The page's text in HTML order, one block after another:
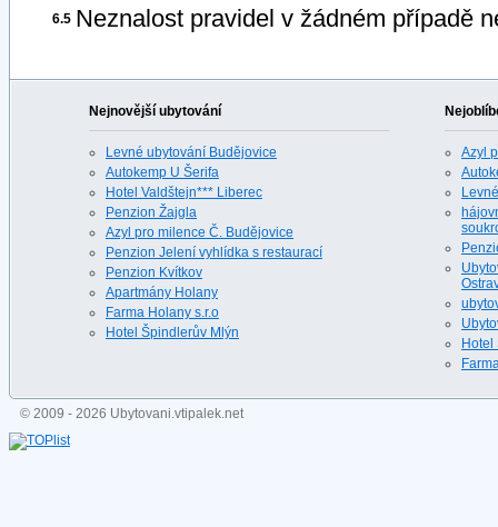
6.5 Neznalost pravidel v žádném případě
Nejnovější ubytování
Levné ubytování Budějovice
Autokemp U Šerifa
Hotel Valdštejn*** Liberec
Penzion Žajgla
Azyl pro milence Č. Budějovice
Penzion Jelení vyhlídka s restaurací
Penzion Kvítkov
Apartmány Holany
Farma Holany s.r.o
Hotel Špindlerův Mlýn
Azyl
Hotel
© 2009 - 2026 Ubytovani.vtipalek.net